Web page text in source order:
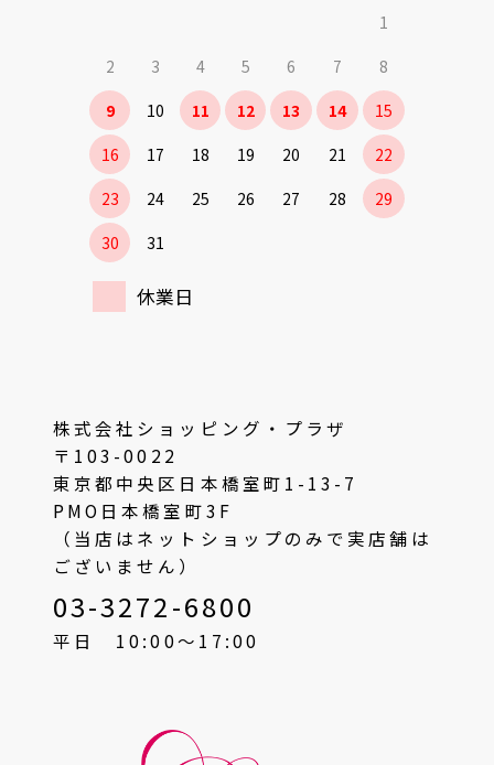
1
2
3 4 5 6 7
8
9
10 11 12 13 14
15
16
17 18 19 20 21
22
23
24 25 26 27 28
29
30
31
休業日
株式会社ショッピング・プラザ
〒103-0022
東京都中央区日本橋室町1-13-7
PMO日本橋室町3F
（当店はネットショップのみで実店舗は
ございません）
03-3272-6800
平日 10:00〜17:00